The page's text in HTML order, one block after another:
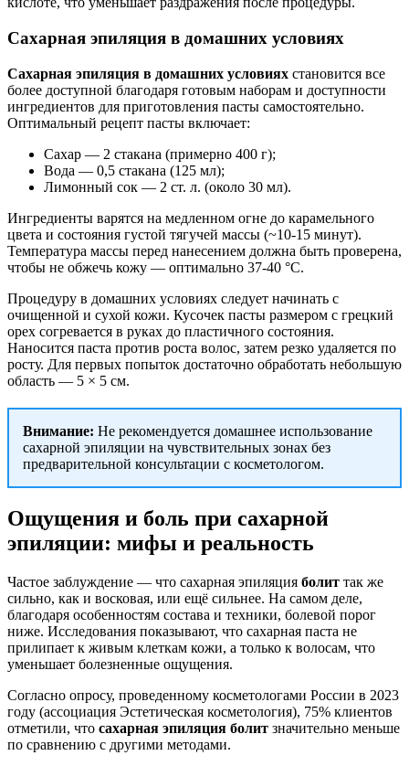
Сахарная эпиляция в домашних условиях
Сахарная эпиляция в домашних условиях становится все
более доступной благодаря готовым наборам и доступности
ингредиентов для приготовления пасты самостоятельно.
Оптимальный рецепт пасты включает:
Сахар — 2 стакана (примерно 400 г);
Вода — 0,5 стакана (125 мл);
Лимонный сок — 2 ст. л. (около 30 мл).
Ингредиенты варятся на медленном огне до карамельного
цвета и состояния густой тягучей массы (~10-15 минут).
Температура массы перед нанесением должна быть проверена,
чтобы не обжечь кожу — оптимально 37-40 °C.
Процедуру в домашних условиях следует начинать с
очищенной и сухой кожи. Кусочек пасты размером с грецкий
орех согревается в руках до пластичного состояния.
Наносится паста против роста волос, затем резко удаляется по
росту. Для первых попыток достаточно обработать небольшую
область — 5 × 5 см.
Внимание: Не рекомендуется домашнее использование
сахарной эпиляции на чувствительных зонах без
предварительной консультации с косметологом.
Ощущения и боль при сахарной
эпиляции: мифы и реальность
Частое заблуждение — что сахарная эпиляция болит так же
сильно, как и восковая, или ещё сильнее. На самом деле,
благодаря особенностям состава и техники, болевой порог
ниже. Исследования показывают, что сахарная паста не
прилипает к живым клеткам кожи, а только к волосам, что
уменьшает болезненные ощущения.
Согласно опросу, проведенному косметологами России в 2023
году (ассоциация Эстетическая косметология), 75% клиентов
отметили, что сахарная эпиляция болит значительно меньше
по сравнению с другими методами.